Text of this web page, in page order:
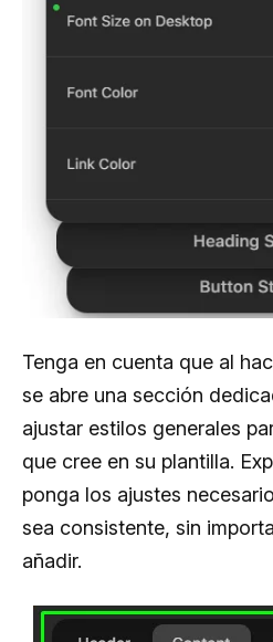
Tenga en cuenta que al
se abre una sección
ajustar estilos generales
que cree en su plantilla.
ponga los ajustes
sea consistente, sin
añadir.